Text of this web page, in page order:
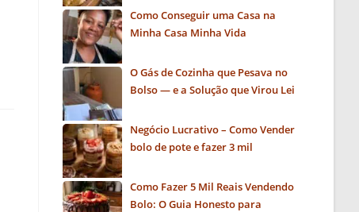
Como Conseguir uma Casa na
Minha Casa Minha Vida
O Gás de Cozinha que Pesava no
Bolso — e a Solução que Virou Lei
Negócio Lucrativo – Como Vender
bolo de pote e fazer 3 mil
Como Fazer 5 Mil Reais Vendendo
Bolo: O Guia Honesto para